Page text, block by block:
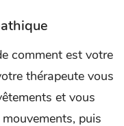
comment est votre
thérapeute vous
et vous
puis